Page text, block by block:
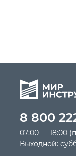
8 800
07:00 — 18:00
Выходной: